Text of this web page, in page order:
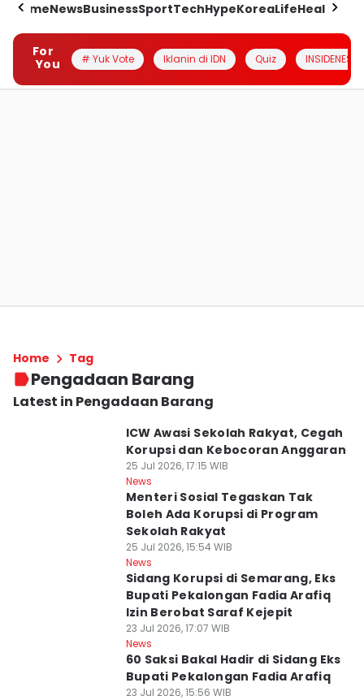
HomeNewsBusinessSportTechHypeKoreaLifeHealth
For
You
# Yuk Vote Iklanin di IDN Quiz INSIDENESIA
Home Tag
Pengadaan Barang
Latest in Pengadaan Barang
ICW Awasi Sekolah Rakyat, Cegah
Korupsi dan Kebocoran Anggaran
25 Jul 2026, 17:15 WIB
News
Menteri Sosial Tegaskan Tak
Boleh Ada Korupsi di Program
Sekolah Rakyat
25 Jul 2026, 15:54 WIB
News
Sidang Korupsi di Semarang, Eks
Bupati Pekalongan Fadia Arafiq
Izin Berobat Saraf Kejepit
23 Jul 2026, 17:07 WIB
News
60 Saksi Bakal Hadir di Sidang Eks
Bupati Pekalongan Fadia Arafiq
23 Jul 2026, 15:56 WIB